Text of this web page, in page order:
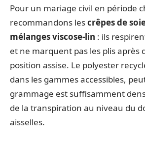
Pour un mariage civil en période
recommandons lescrêpes de
mélanges viscose-lin : ils
et ne marquent pas les plis après
position assise. Le polyester
dans les gammes accessibles,
grammage est suffisamment
de la transpiration au niveau du
aisselles.